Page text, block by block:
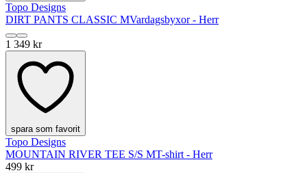
Topo Designs
DIRT PANTS CLASSIC MVardagsbyxor - Herr
1 349 kr
spara som favorit
Topo Designs
MOUNTAIN RIVER TEE S/S MT-shirt - Herr
499 kr